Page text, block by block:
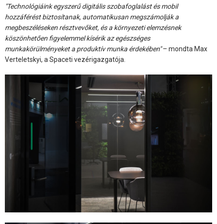
"Technológiáink egyszerű digitális szobafoglalást és mobil
hozzáférést biztosítanak, automatikusan megszámolják a
megbeszéléseken résztvevőket, és a környezeti elemzésnek
köszönhetően figyelemmel kísérik az egészséges
munkakörülményeket a produktív munka érdekében"– mondta Max
Verteletskyi, a Spaceti vezérigazgatója.